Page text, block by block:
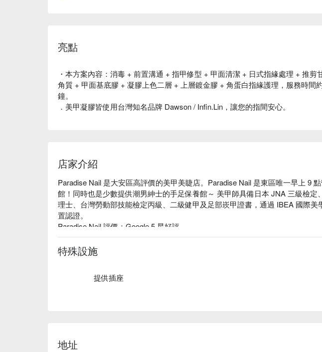
亮點
・本方案內容：消毒 + 前置溝通 + 指甲修型 + 甲面清潔 + 日式指緣處理 + 推剪
角質 + 甲面基底膠 + 凝膠上色二層 + 上層鍍金膠 + 角蛋白指緣護理，服務時間
鐘。
．美甲凝膠皆使用台灣知名品牌 Dawson / Infin.Lin，讓您的指間安心。
店家介紹
Paradise Nail 是大安區高評價的美甲美睫店。Paradise Nail 是東區唯一早上 9
館！同時也是少數提供潮男紳士的手足保養館～ 美甲師具備日本 JNA 三級檢定
理士、台灣勞動部技能檢定丙級、二級健甲及足部崁甲證書，通過 IBEA 國際美
置認證。
Paradise Nail 評價：Google 5 星好評
Paradise Nail 服務：提供美甲、美睫、臉部保養服務。
Paradise Nail 推薦：Paradise Nail 是東區唯一早上 9 點營業的美學館！同時也是
男紳士的手足保養館～
特殊設施
提供插座
地址